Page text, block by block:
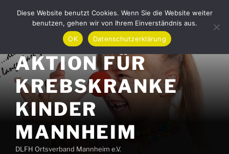
Inhalt
AKTION FÜR
KREBSKRANKE
KINDER
MANNHEIM
DLFH Ortsverband Mannheim e.V.
Diese Website benutzt Cookies. Wenn Sie die Website weiter
benutzen, gehen wir von Ihrem Einverständnis aus.
OK
Datenschutzerklärung